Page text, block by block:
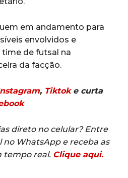
em andamento para
envolvidos e
time de futsal na
da facção.
, Tiktoke curta
direto no celular? Entre
no WhatsApp e receba as
tempo real. Clique aqui.